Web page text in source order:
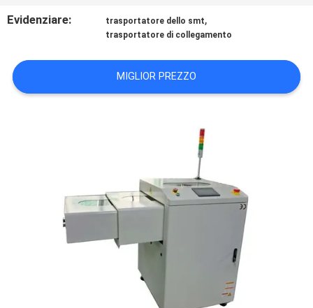
MAPPA
SITO
Evidenziare: trasportatore dello smt,
trasportatore di collegamento
MIGLIOR PREZZO